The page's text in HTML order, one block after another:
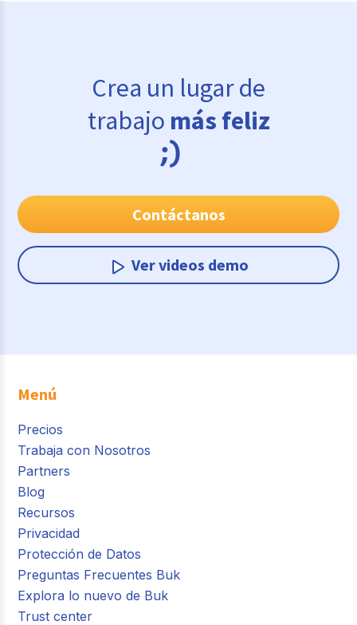
Crea un lugar de
trabajo más feliz
Contáctanos
Ver videos demo
Menú
Precios
Trabaja con Nosotros
Partners
Blog
Recursos
Privacidad
Protección de Datos
Preguntas Frecuentes Buk
Explora lo nuevo de Buk
Trust center